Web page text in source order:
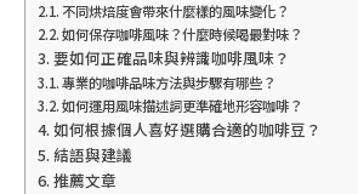
不同烘焙度會帶來什麼樣的風味變化？
如何保存咖啡風味？什麼時候喝最對味？
要如何正確品味與辨識咖啡風味？
專業的咖啡品味方法與步驟有哪些？
如何運用風味描述詞更準確地形容咖啡？
如何根據個人喜好選購合適的咖啡豆？
結語與建議
推薦文章